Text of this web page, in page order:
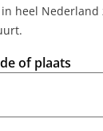
heel
of plaats